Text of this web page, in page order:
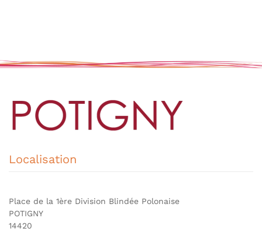
Localisation
Place de la 1ère Division Blindée Polonaise
POTIGNY
14420